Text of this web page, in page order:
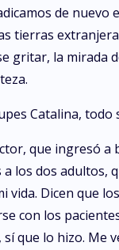
de nuevo
tierras
gritar, la mirada
Catalina, todo
que ingresó a
los dos adultos,
vida. Dicen que
con los
que lo hizo. Me